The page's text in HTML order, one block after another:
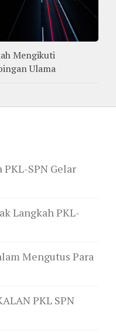
Mengikuti
Ulama
SPN Gelar
Langkah PKL-
PKL SPN